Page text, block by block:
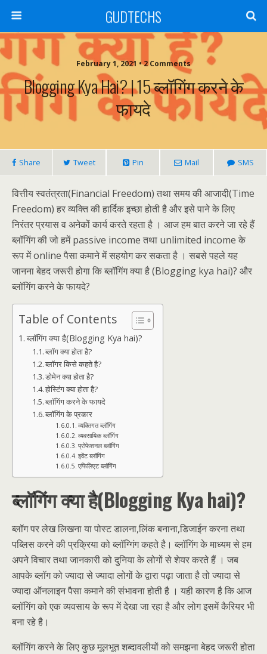
GUDTECHS
February 1, 2021 • 2 Comments
Blogging Kya Hai? | 15 ब्लॉगिंग करने के
फायदे
Share Tweet Pin Mail SMS
वित्तीय स्वतंत्रता(Financial Freedom) तथा समय की आजादी(Time
Freedom) हर व्यक्ति की हार्दिक इच्छा होती है और इसे पाने के लिए
निरंतर प्रयास व अनेकों कार्य करते रहता है । आज हम बात करने जा रहे हैं
ब्लॉगिंग की जो हमें passive income तथा unlimited income के
रूप में online पैसा कमाने में सहयोग कर सकता है । सबसे पहले यह
जानना बेहद जरूरी होगा कि ब्लॉगिंग क्या है (Blogging kya hai)? और
ब्लॉगिंग करने के फायदे?
Table of Contents
ब्लॉगिंग क्या है(Blogging Kya hai)?
ब्लॉग क्या होता है?
ब्लॉगर किसे कहते है?
डोमेन क्या होता है?
होस्टिंग क्या होता है?
ब्लॉगिंग करने के फायदे
ब्लॉगिंग के प्रकार
व्यक्तिगत ब्लॉगिंग
व्यवसायिक ब्लॉगिंग
प्रोफेशनल ब्लॉगिंग
इवेंट ब्लॉगिंग
एफिलिएट ब्लॉगिंग
ब्लॉगिंग क्या है(Blogging Kya hai)?
ब्लॉग पर लेख लिखना या पोस्ट डालना,लिंक बनाना,डिजाईन करना तथा
पब्लिस करने की प्रक्रिया को ब्लॉग्गिंग कहते है। ब्लॉगिंग के माध्यम से हम
अपने विचार तथा जानकारी को दुनिया के लोगों से शेयर करते हैं । जब
आपके ब्लॉग को ज्यादा से ज्यादा लोगों के द्वारा पढ़ा जाता है तो ज्यादा से
ज्यादा ऑनलाइन पैसा कमाने की संभावना होती है । यही कारण है कि आज
ब्लॉगिंग को एक व्यवसाय के रूप में देखा जा रहा है और लोग इसमें कैरियर भी
बना रहे है।
ब्लॉगिंग करने के लिए कुछ मूलभूत शब्दावलीयों को समझना बेहद जरूरी होता